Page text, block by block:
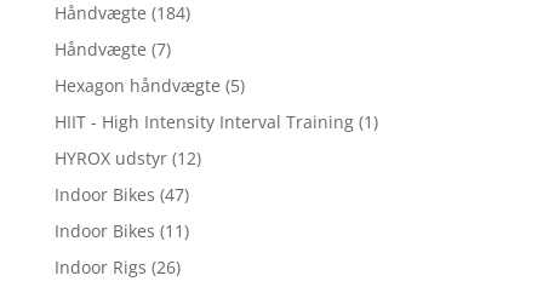
Håndvægte (184)
Håndvægte (7)
Hexagon håndvægte (5)
HIIT - High Intensity Interval Training (1)
HYROX udstyr (12)
Indoor Bikes (47)
Indoor Bikes (11)
Indoor Rigs (26)